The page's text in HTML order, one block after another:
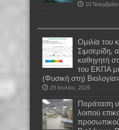
10
Oμιλία του
Σιμσερίδη,
καθηγητή
του ΕΚΠΑ
(Φυσική στη)
29 Ιουλίου, 2026
Παράταση
λοιπού